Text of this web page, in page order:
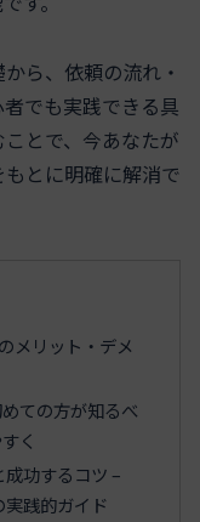
ら、依頼の流れ・
でも実践できる具
とで、今あなたが
とに明確に解消で
メリット・デメ
ての方が知るべ
く
功するコツ –
践的ガイド